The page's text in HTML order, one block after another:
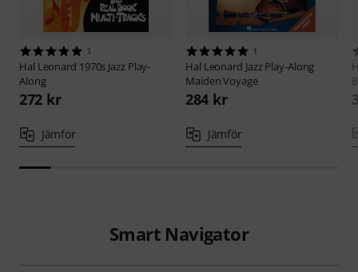
1
Hal Leonard 1970s Jazz Play-
Along
272 kr
Jämför
1
Hal Leonard Jazz Play-Along
Maiden Voyage
284 kr
Jämför
Smart Navigator